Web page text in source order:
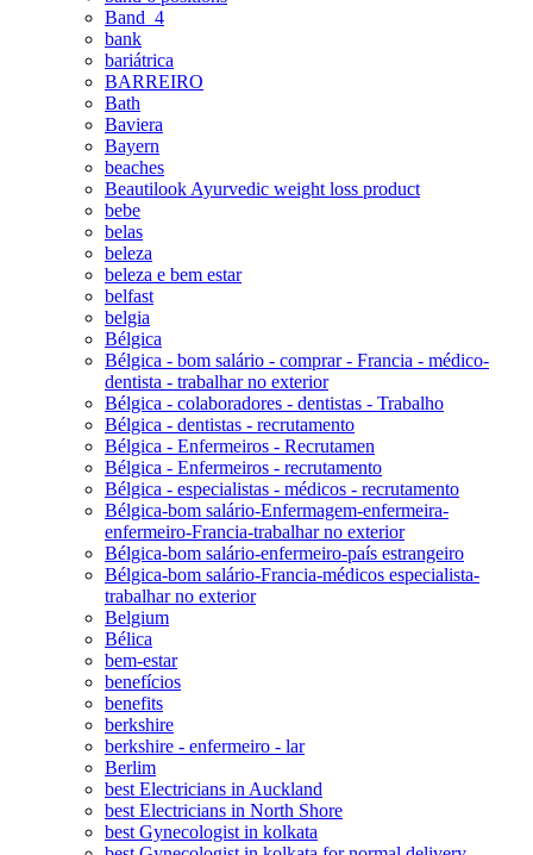
Band_4
bank
bariátrica
BARREIRO
Bath
Baviera
Bayern
beaches
Beautilook Ayurvedic weight loss product
bebe
belas
beleza
beleza e bem estar
belfast
belgia
Bélgica
Bélgica - bom salário - comprar - Francia - médico-
dentista - trabalhar no exterior
Bélgica - colaboradores - dentistas - Trabalho
Bélgica - dentistas - recrutamento
Bélgica - Enfermeiros - Recrutamen
Bélgica - Enfermeiros - recrutamento
Bélgica - especialistas - médicos - recrutamento
Bélgica-bom salário-Enfermagem-enfermeira-
enfermeiro-Francia-trabalhar no exterior
Bélgica-bom salário-enfermeiro-país estrangeiro
Bélgica-bom salário-Francia-médicos especialista-
trabalhar no exterior
Belgium
Bélica
bem-estar
benefícios
benefits
berkshire
berkshire - enfermeiro - lar
Berlim
best Electricians in Auckland
best Electricians in North Shore
best Gynecologist in kolkata